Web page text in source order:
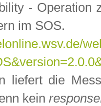
- Operation
im SOS.
liefert die
kein